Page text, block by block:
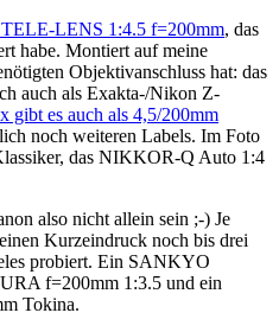
LENS 1:4.5 f=200mm, das
habe. Montiert auf meine
Objektivanschluss hat: das
auch als Exakta-/Nikon Z-
gibt es auch als 4,5/200mm
noch weiteren Labels. Im Foto
das NIKKOR-Q Auto 1:4
also nicht allein sein ;-) Je
Kurzeindruck noch bis drei
probiert. Ein SANKYO
f=200mm 1:3.5 und ein
Tokina.